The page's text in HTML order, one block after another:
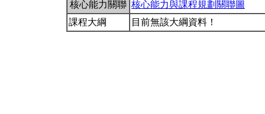
核心能力關聯 核心能力與課程規劃關聯圖
課程大綱
目前無該大綱資料！